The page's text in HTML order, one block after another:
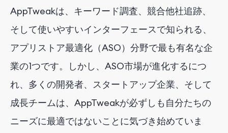
AppTweakは、キーワード調査、競合他社追跡、
そして使いやすいインターフェースで知られる、
アプリストア最適化（ASO）分野で最も有名な企
業の1つです。しかし、ASO市場が進化するにつ
れ、多くの開発者、スタートアップ企業、そして
成長チームは、AppTweakが必ずしも自分たちの
ニーズに最適ではないことに気づき始めていま